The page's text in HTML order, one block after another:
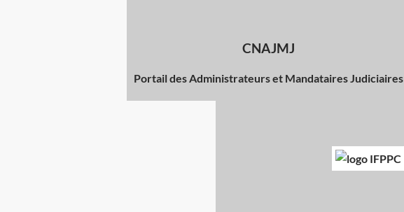
CNAJMJ
Portail des Administrateurs et Mandataires Judiciaires